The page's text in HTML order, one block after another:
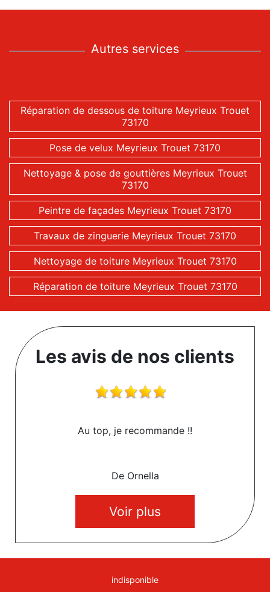
Autres services
Réparation de dessous de toiture Meyrieux Trouet
73170
Pose de velux Meyrieux Trouet 73170
Nettoyage & pose de gouttières Meyrieux Trouet
73170
Peintre de façades Meyrieux Trouet 73170
Travaux de zinguerie Meyrieux Trouet 73170
Nettoyage de toiture Meyrieux Trouet 73170
Réparation de toiture Meyrieux Trouet 73170
Les avis de nos clients
Au top, je recommande !!
De Ornella
Voir plus
indisponible